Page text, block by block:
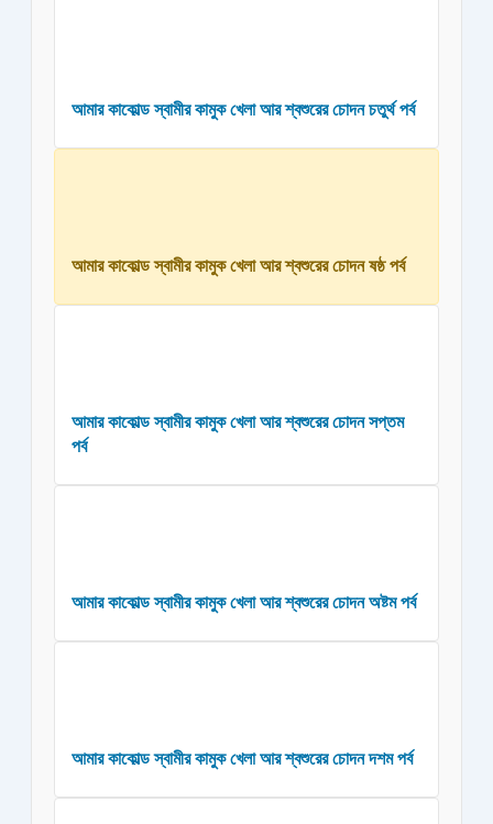
আমার কাকোল্ড স্বামীর কামুক খেলা আর শ্বশুরের চোদন চতুর্থ পর্ব
আমার কাকোল্ড স্বামীর কামুক খেলা আর শ্বশুরের চোদন ষষ্ঠ পর্ব
আমার কাকোল্ড স্বামীর কামুক খেলা আর শ্বশুরের চোদন সপ্তম
পর্ব
আমার কাকোল্ড স্বামীর কামুক খেলা আর শ্বশুরের চোদন অষ্টম পর্ব
আমার কাকোল্ড স্বামীর কামুক খেলা আর শ্বশুরের চোদন দশম পর্ব